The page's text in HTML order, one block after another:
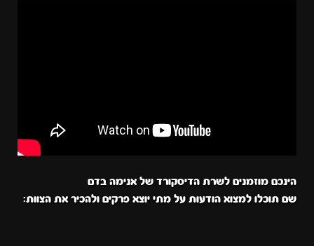
הינכם מוזמנים לשרת הדיסקורד של אנימה בדם
שם תוכלו למצוא הודעות על מתי יוצא פרקים ולהכיר את הצוות: